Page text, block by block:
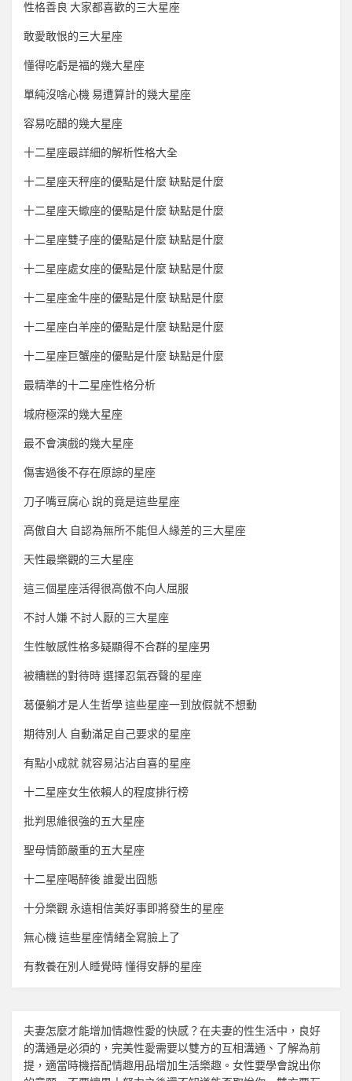
性格善良 大家都喜歡的三大星座
敢愛敢恨的三大星座
懂得吃虧是福的幾大星座
單純沒啥心機 易遭算計的幾大星座
容易吃醋的幾大星座
十二星座最詳細的解析性格大全
十二星座天秤座的優點是什麼 缺點是什麼
十二星座天蠍座的優點是什麼 缺點是什麼
十二星座雙子座的優點是什麼 缺點是什麼
十二星座處女座的優點是什麼 缺點是什麼
十二星座金牛座的優點是什麼 缺點是什麼
十二星座白羊座的優點是什麼 缺點是什麼
十二星座巨蟹座的優點是什麼 缺點是什麼
最精準的十二星座性格分析
城府極深的幾大星座
最不會演戲的幾大星座
傷害過後不存在原諒的星座
刀子嘴豆腐心 說的竟是這些星座
高傲自大 自認為無所不能但人緣差的三大星座
天性最樂觀的三大星座
這三個星座活得很高傲不向人屈服
不討人嫌 不討人厭的三大星座
生性敏感性格多疑顯得不合群的星座男
被糟糕的對待時 選擇忍氣吞聲的星座
葛優躺才是人生哲學 這些星座一到放假就不想動
期待別人 自動滿足自己要求的星座
有點小成就 就容易沾沾自喜的星座
十二星座女生依賴人的程度排行榜
批判思維很強的五大星座
聖母情節嚴重的五大星座
十二星座喝醉後 誰愛出囧態
十分樂觀 永遠相信美好事即將發生的星座
無心機 這些星座情緒全寫臉上了
有教養在別人睡覺時 懂得安靜的星座
夫妻怎麼才能增加情趣性愛的快感？在夫妻的性生活中，良好
的溝通是必須的，完美性愛需要以雙方的互相溝通、了解為前
提，適當時機搭配情趣用品增加生活樂趣。女性要學會說出你